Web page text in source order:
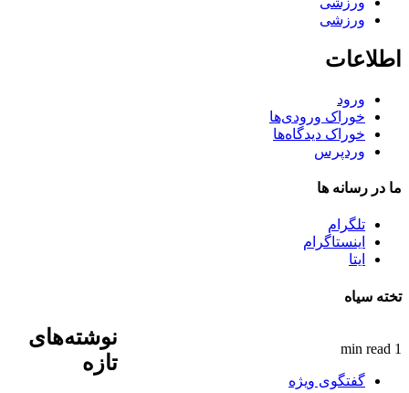
ورزشی
اطلاعات
ورود
خوراک ورودی‌ها
خوراک دیدگاه‌ها
وردپرس
ما در رسانه ها
تلگرام
اینستاگرام
ایتا
تخته سیاه
1 min read
گفتگوی ویژه
نوشته‌های
تازه